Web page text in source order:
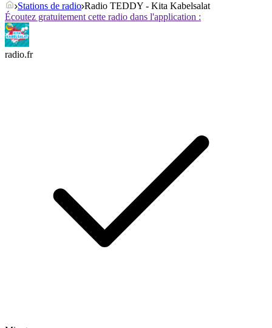
Stations de radio Radio TEDDY - Kita Kabelsalat
Écoutez gratuitement cette radio dans l'application :
radio.fr